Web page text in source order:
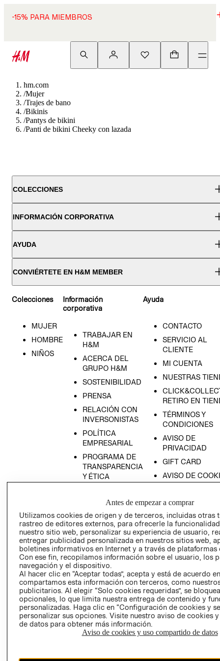
-15% PARA MIEMBROS
hm.com
/Mujer
/Trajes de bano
/Bikinis
/Pantys de bikini
/Panti de bikini Cheeky con lazada
COLECCIONES
INFORMACIÓN CORPORATIVA
AYUDA
CONVIÉRTETE EN H&M MEMBER
Colecciones
MUJER
HOMBRE
NIÑOS
Información
corporativa
TRABAJAR EN
H&M
ACERCA DEL
GRUPO H&M
SOSTENIBILIDAD
PRENSA
RELACIÓN CON
INVERSONISTAS
POLÍTICA
EMPRESARIAL
PROGRAMA DE
TRANSPARENCIA
Y ÉTICA
PROGRAMA DE
Y ÉTICA (INGLÉS)
Ayuda
CONTACTO
SERVICIO AL
CLIENTE
MI CUENTA
NUESTRAS
RETIRO EN
TÉRMINOS Y
CONDICIONES
AVISO DE
PRIVACIDAD
GIFT CARD
AVISO DE
COMERCIO - SIC
PETICIONES
QUEJAS Y
RECLAMOS
Colombia ($)
CAMBIAR REGIÓN
Antes de empezar a comprar
Utilizamos cookies de origen y de terceros, incluidas otras
rastreo de editores externos, para ofrecerle la
nuestro sitio web, personalizar su experiencia de usuario,
entregar publicidad personalizada en nuestros sitios web,
boletines informativos en Internet y a través de plataformas
Con ese fin, recopilamos información sobre el usuario, los
navegación y el dispositivo.
Al hacer clic en “Aceptar todas”, acepta y está de acuerdo
compartamos esta información con terceros, como
publicitarios. Al elegir “Solo cookies requeridas”, se
opcionales, lo que limita nuestra entrega de contenido y
personalizadas. Haga clic en “Configuración de cookies y
personalizar sus opciones. Visite nuestro aviso de cookies
de datos para obtener más información.
Aviso de cookies y uso compartido de datos